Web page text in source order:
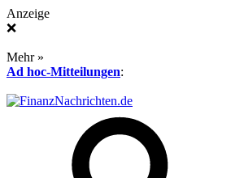
Anzeige
❌
Mehr »
Ad hoc-Mitteilungen: